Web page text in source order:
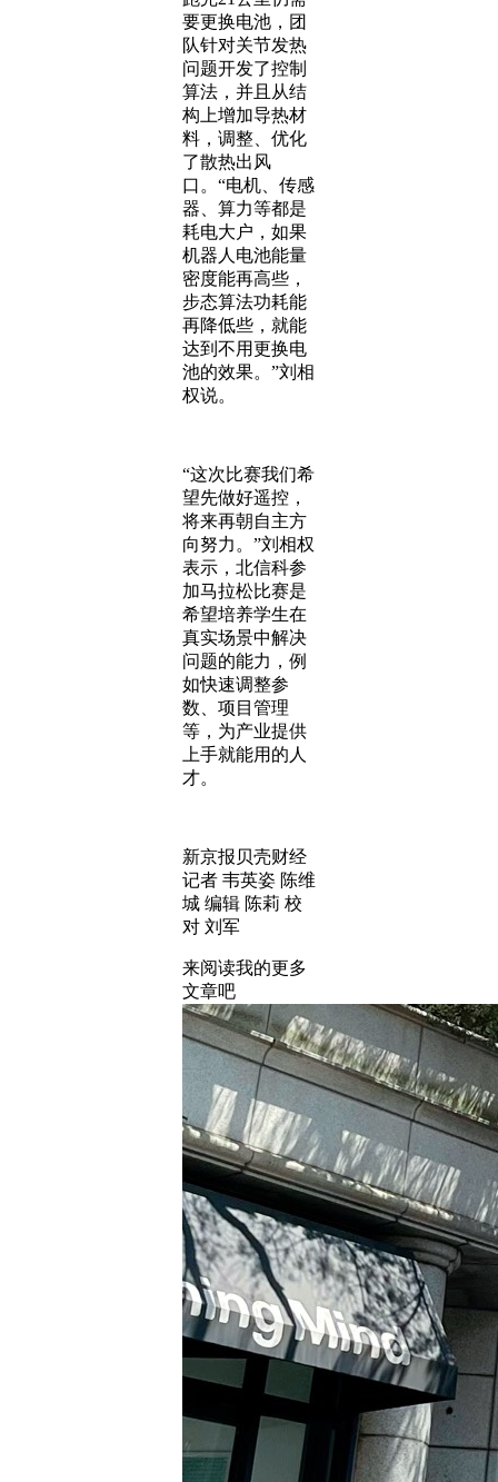
要更换电池，团
队针对关节发热
问题开发了控制
算法，并且从结
构上增加导热材
料，调整、优化
了散热出风
口。“电机、传感
器、算力等都是
耗电大户，如果
机器人电池能量
密度能再高些，
步态算法功耗能
再降低些，就能
达到不用更换电
池的效果。”刘相
权说。
“这次比赛我们希
望先做好遥控，
将来再朝自主方
向努力。”刘相权
表示，北信科参
加马拉松比赛是
希望培养学生在
真实场景中解决
问题的能力，例
如快速调整参
数、项目管理
等，为产业提供
上手就能用的人
才。
新京报贝壳财经
记者 韦英姿 陈维
城 编辑 陈莉 校
对 刘军
来阅读我的更多
文章吧